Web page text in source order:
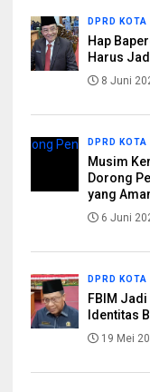
DPRD KOTA
Hap
Harus
8 Juni
DPRD KOTA
Musim
Dorong
yang
6 Juni
DPRD KOTA
FBIM
Identitas
19 Mei